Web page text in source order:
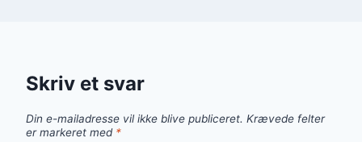
Skriv et svar
Din e-mailadresse vil ikke blive publiceret. Krævede felter
er markeret med *